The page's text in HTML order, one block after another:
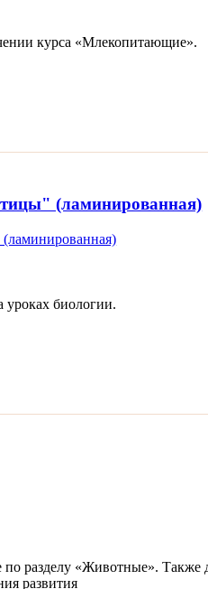
курса «Млекопитающие».
(ламинированная)
уроках биологии.
по разделу «Животные».
развития